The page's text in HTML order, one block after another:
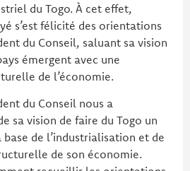
du Togo. À cet effet,
s’est félicité des orientations
du Conseil, saluant sa vision
émergent avec une
de l’économie.
du Conseil nous a
sa vision de faire du Togo un
de l’industrialisation et de
de son économie.